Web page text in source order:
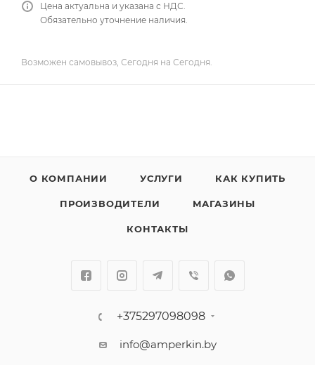
Цена актуальна и указана с НДС.
Обязательно уточнение наличия.
Возможен самовывоз, Сегодня на Сегодня.
О КОМПАНИИ УСЛУГИ КАК КУПИТЬ
ПРОИЗВОДИТЕЛИ МАГАЗИНЫ
КОНТАКТЫ
+375297098098
info@amperkin.by